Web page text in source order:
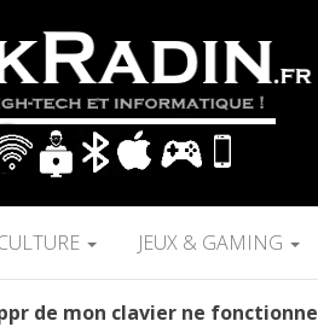
JEUX & GAMING
de mon clavier ne